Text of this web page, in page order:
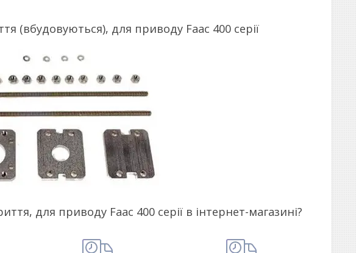
(вбудовуються), для приводу Faac 400 серії
для приводу Faac 400 серії в інтернет-магазині?